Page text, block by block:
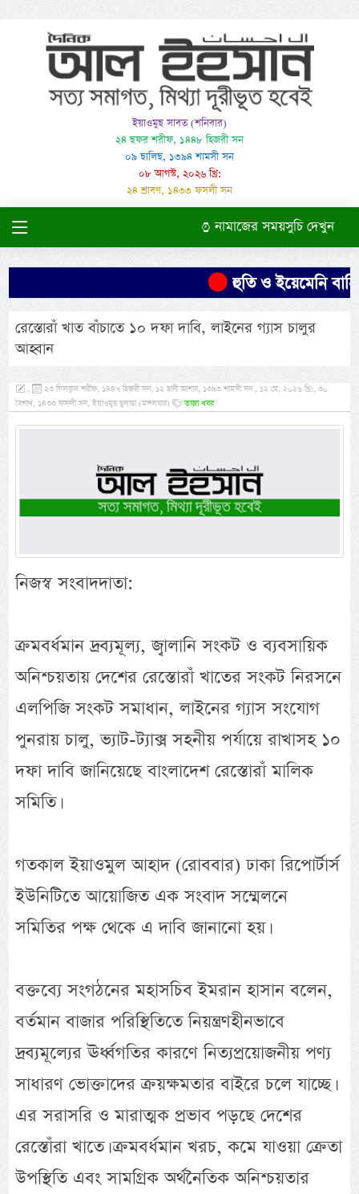
ইয়াওমুছ সাবত (শনিবার)
২৪ ছফর শরীফ, ১৪৪৮ হিজরী সন
০৯ ছালিছ, ১৩৯৪ শামসী সন
০৮ আগস্ট, ২০২৬ খ্রি:
২৪ শ্রাবণ, ১৪৩৩ ফসলী সন
নামাজের সময়সুচি দেখুন
হুতি ও ইয়েমেনি
রেস্তোরাঁ খাত বাঁচাতে ১০ দফা দাবি, লাইনের গ্যাস চালুর
আহ্বান
,
২৩ যিলক্বদ শরীফ, ১৪৪৭ হিজরী সন, ১২ ছানী আশার, ১৩৯৩ শামসী সন , ১২ মে, ২০২৬ খ্রি:, ৩০
বৈশাখ, ১৪৩৩ ফসলী সন, ইয়াওমুছ ছুলাছা (মঙ্গলবার)
তাজা খবর
নিজস্ব সংবাদদাতা:
ক্রমবর্ধমান দ্রব্যমূল্য, জ্বালানি সংকট ও ব্যবসায়িক
অনিশ্চয়তায় দেশের রেস্তোরাঁ খাতের সংকট নিরসনে
এলপিজি সংকট সমাধান, লাইনের গ্যাস সংযোগ
পুনরায় চালু, ভ্যাট-ট্যাক্স সহনীয় পর্যায়ে রাখাসহ ১০
দফা দাবি জানিয়েছে বাংলাদেশ রেস্তোরাঁ মালিক
সমিতি।
গতকাল ইয়াওমুল আহাদ (রোববার) ঢাকা রিপোর্টার্স
ইউনিটিতে আয়োজিত এক সংবাদ সম্মেলনে
সমিতির পক্ষ থেকে এ দাবি জানানো হয়।
বক্তব্যে সংগঠনের মহাসচিব ইমরান হাসান বলেন,
বর্তমান বাজার পরিস্থিতিতে নিয়ন্ত্রণহীনভাবে
দ্রব্যমূল্যের ঊর্ধ্বগতির কারণে নিত্যপ্রয়োজনীয় পণ্য
সাধারণ ভোক্তাদের ক্রয়ক্ষমতার বাইরে চলে যাচ্ছে।
এর সরাসরি ও মারাত্মক প্রভাব পড়ছে দেশের
রেস্তোঁরা খাতে। ক্রমবর্ধমান খরচ, কমে যাওয়া ক্রেতা
উপস্থিতি এবং সামগ্রিক অর্থনৈতিক অনিশ্চয়তার